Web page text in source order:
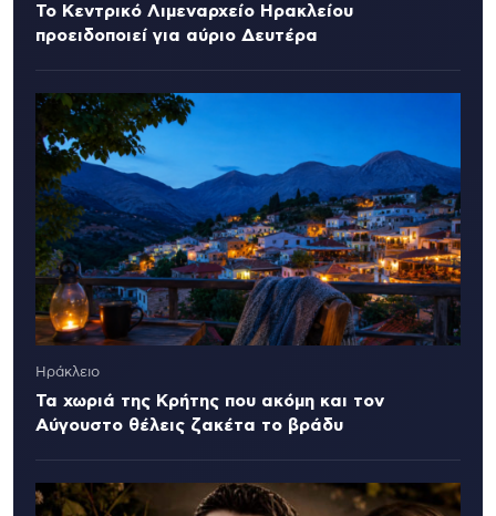
Το Κεντρικό Λιμεναρχείο Ηρακλείου
προειδοποιεί για αύριο Δευτέρα
Ηράκλειο
Τα χωριά της Κρήτης που ακόμη και τον
Αύγουστο θέλεις ζακέτα το βράδυ